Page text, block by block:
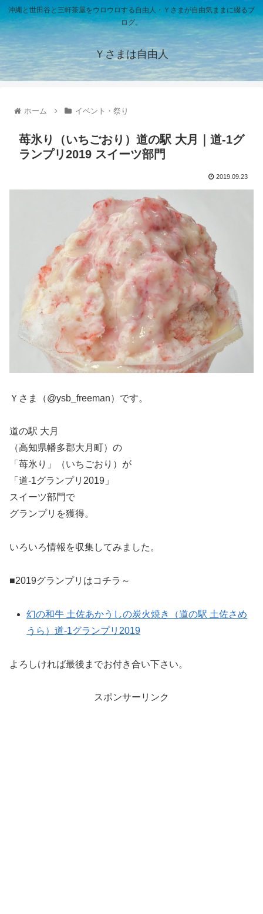
沖縄と世田谷と三軒茶屋をウロウロする自由人・Ｙさまが自由気ままに綴るブ
ログ。
Ｙさまは自由人
ホーム イベント・祭り
苺氷り（いちごおり）道の駅 大月｜道-1グ
ランプリ2019 スイーツ部門
2019.09.23
Ｙさま（@ysb_freeman）です。
道の駅 大月
（高知県幡多郡大月町）の
「苺氷り」（いちごおり）が
「道-1グランプリ2019」
スイーツ部門で
グランプリを獲得。
いろいろ情報を収集してみました。
■2019グランプリはコチラ～
幻の和牛 土佐あかうしの炭火焼き（道の駅 土佐さめ
うら）道-1グランプリ2019
よろしければ最後までお付き合い下さい。
スポンサーリンク